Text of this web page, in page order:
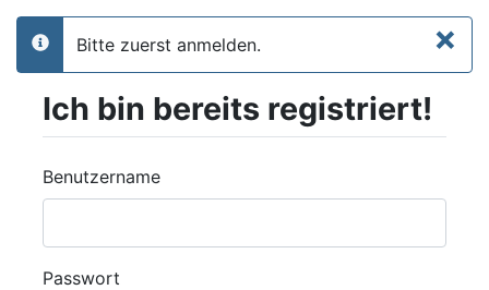
×
info
Bitte zuerst anmelden.
Ich bin bereits registriert!
Benutzername
Passwort